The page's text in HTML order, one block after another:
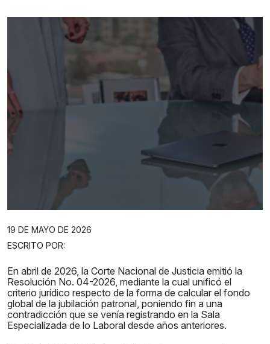
19 DE MAYO DE 2026
ESCRITO POR:
En abril de 2026, la Corte Nacional de Justicia emitió la
Resolución No. 04-2026, mediante la cual unificó el
criterio jurídico respecto de la forma de calcular el fondo
global de la jubilación patronal, poniendo fin a una
contradicción que se venía registrando en la Sala
Especializada de lo Laboral desde años anteriores.